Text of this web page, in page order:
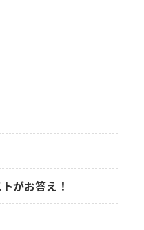
がお答え！